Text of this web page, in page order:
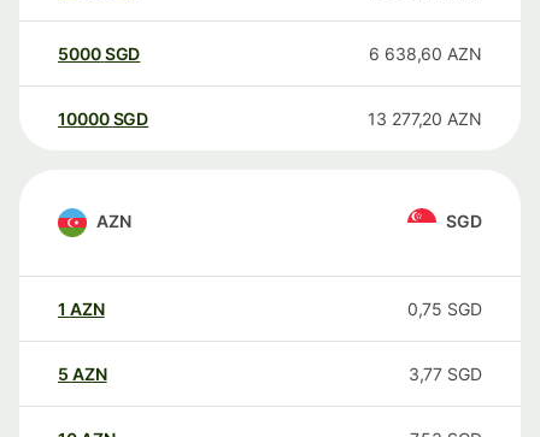
5000SGD 6 638,60 AZN
10000 SGD 13 277,20 AZN
AZN SGD
1 AZN 0,75 SGD
5 AZN 3,77 SGD